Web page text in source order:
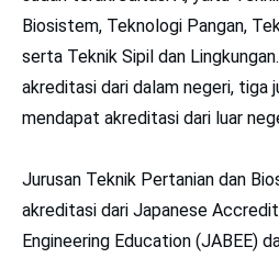
Biosistem, Teknologi Pangan,
serta Teknik Sipil dan
akreditasi dari dalam negeri, tiga
mendapat akreditasi dari luar
Jurusan Teknik Pertanian dan
akreditasi dari Japanese
Engineering Education (JABEE)